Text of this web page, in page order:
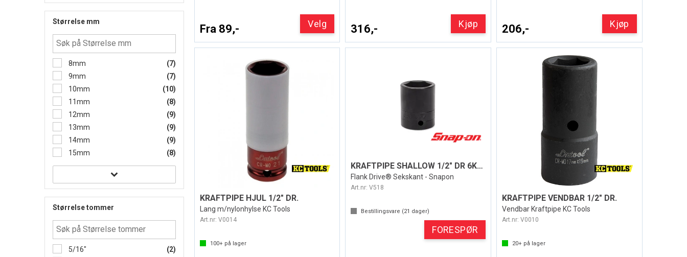
Størrelse mm
8mm
(7)
9mm
(7)
10mm
(10)
11mm
(8)
12mm
(9)
13mm
(9)
14mm
(9)
15mm
(8)
Størrelse tommer
5/16"
(2)
Fra 89,- Velg 316,- Kjøp 206,- Kjøp
KRAFTPIPE HJUL 1/2" DR.
Lang m/nylonhylse KC Tools
Art.nr: V0014
100+på lager
KRAFTPIPE SHALLOW 1/2" DR 6KANT - TOMMER
Flank Drive® Sekskant - Snapon
Art.nr:V518
Bestillingsvare (21 dager)
FORESPØR
KRAFTPIPE VENDBAR 1/2" DR.
Vendbar Kraftpipe KC Tools
Art.nr:V0010
20+ på lager